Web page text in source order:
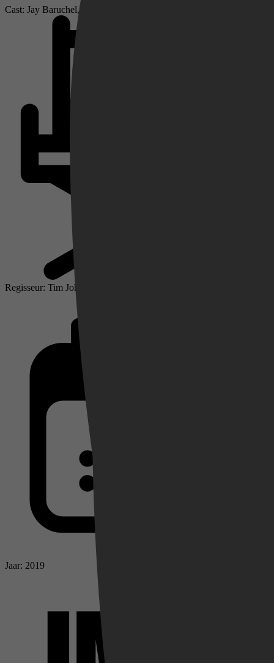
Cast: Jay Baruchel, America Ferrera, Craig Ferguson
Regisseur: Tim Johnson
Jaar: 2019